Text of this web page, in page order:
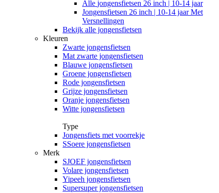
Alle jongensfietsen 26 inch | 10-14 jaar
Jongensfietsen 26 inch | 10-14 jaar Met
Versnellingen
Bekijk alle jongensfietsen
Kleuren
Zwarte jongensfietsen
Mat zwarte jongensfietsen
Blauwe jongensfietsen
Groene jongensfietsen
Rode jongensfietsen
Grijze jongensfietsen
Oranje jongensfietsen
Witte jongensfietsen
Type
Jongensfiets met voorrekje
SSoere jongensfietsen
Merk
SJOEF jongensfietsen
Volare jongensfietsen
Yipeeh jongensfietsen
Supersuper jongensfietsen